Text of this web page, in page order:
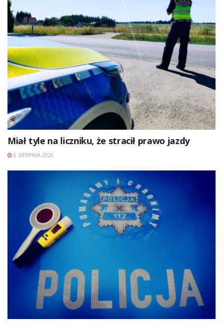
Miał tyle na liczniku, że stracił prawo jazdy
6 SIERPNIA 2026